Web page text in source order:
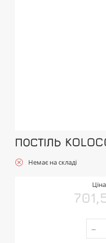
ПОСТІЛЬ
Немає на складі
-